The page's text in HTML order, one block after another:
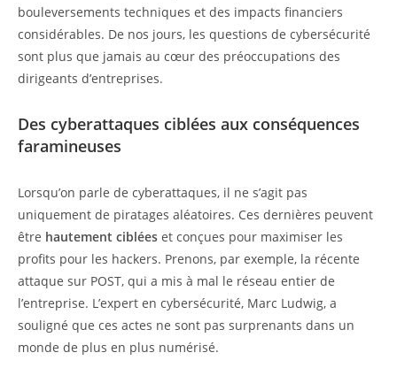
bouleversements techniques et des impacts financiers
considérables. De nos jours, les questions de cybersécurité
sont plus que jamais au cœur des préoccupations des
dirigeants d’entreprises.
Des cyberattaques ciblées aux conséquences
faramineuses
Lorsqu’on parle de cyberattaques, il ne s’agit pas
uniquement de piratages aléatoires. Ces dernières peuvent
être hautement ciblées et conçues pour maximiser les
profits pour les hackers. Prenons, par exemple, la récente
attaque sur POST, qui a mis à mal le réseau entier de
l’entreprise. L’expert en cybersécurité, Marc Ludwig, a
souligné que ces actes ne sont pas surprenants dans un
monde de plus en plus numérisé.